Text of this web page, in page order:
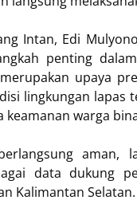
Intan, Edi
penting
upaya
lingkungan lapas
keamanan warga
aman,
data dukung
Kalimantan Selatan.